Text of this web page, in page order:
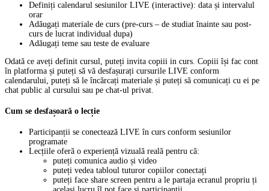
Definiți calendarul sesiunilor LIVE (interactive): data și intervalul
orar
Adăugați materiale de curs (pre-curs – de studiat înainte sau post-
curs de lucrat individual dupa)
Adăugați teme sau teste de evaluare
Odată ce aveți definit cursul, puteți invita copiii in curs. Copiii își fac cont
în platforma și puteți să vă desfașurați cursurile LIVE conform
calendarului, puteți să le încărcați materiale și puteți să comunicați cu ei pe
chat public al cursului sau pe chat-ul privat.
Cum se desfașoară o lecție
Participanții se conectează LIVE în curs conform sesiunilor
programate
Lecțiile oferă o experiență vizuală reală pentru că:
puteți comunica audio și video
puteți vedea tabloul tuturor copiilor conectați
puteți face share screen pentru a le partaja ecranul propriu ți